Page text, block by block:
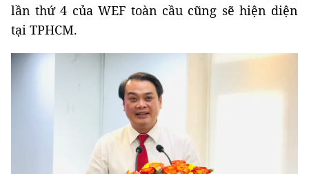
lần thứ 4 của WEF toàn cầu cũng sẽ hiện diện
tại TPHCM.